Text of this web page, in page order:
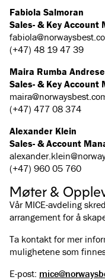
Fabiola Salmoran
Sales- & Key Account
(+47) 48 19 47 39
Maira Rumba
Sales- & Key Account
(+47) 477 08 374
Alexander Klein
Sales- & Account
(+47) 960 05 760
Møter &
Vår MICE-avdeling
arrangement for å
Ta kontakt for mer
mulighetene som
E-post: